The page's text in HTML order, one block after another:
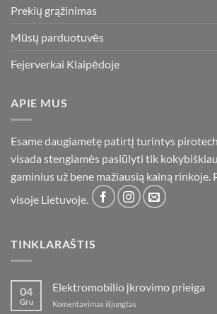
Prekių grąžinimas
Mūsų parduotuvės
Fejerverkai Klaipėdoje
APIE MUS
Esame daugiametę patirtį turintys
visada stengiamės pasiūlyti tik
gaminius už bene mažiausią kainą rinkoje.
visoje Lietuvoje.
TINKLARAŠTIS
04
Gru
Elektromobilio įkrovimo prieiga
Komentavimas išjungtas